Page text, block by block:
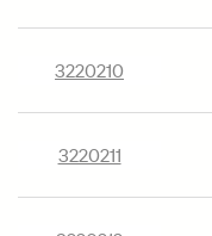
3220210
3220211